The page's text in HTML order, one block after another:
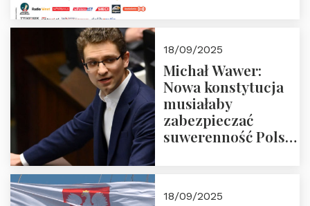
18/09/2025
Michał Wawer:
Nowa konstytucja
musiałaby
zabezpieczać
suwerenność Polski
18/09/2025